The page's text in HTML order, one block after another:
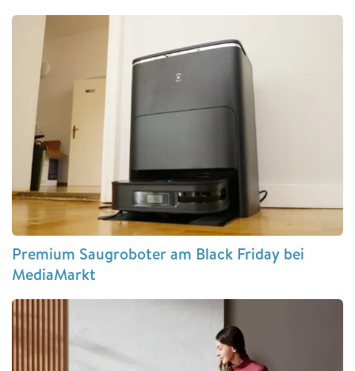
Premium Saugroboter am Black Friday bei
MediaMarkt